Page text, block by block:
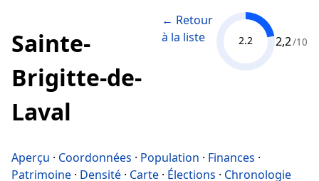
Sainte-
Brigitte-de-
Laval
← Retour
à la liste
2.2 2,2/10
Aperçu · Coordonnées · Population · Finances ·
Patrimoine · Densité · Carte · Élections · Chronologie